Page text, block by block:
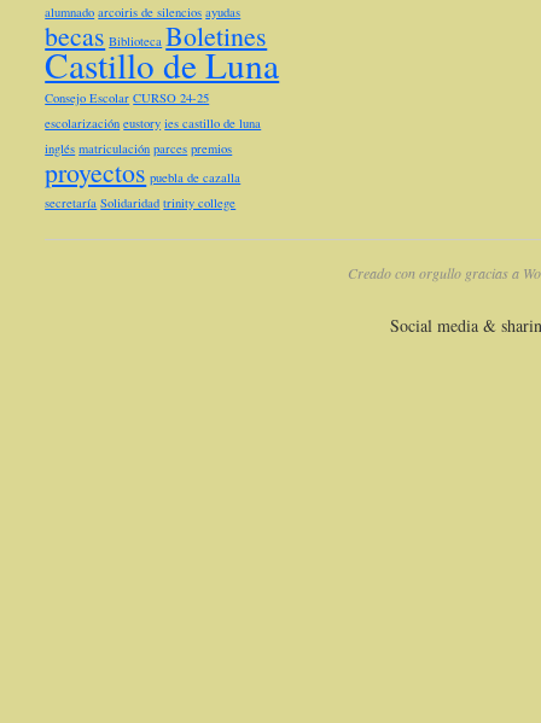
alumnado arcoiris de silencios ayudas
becas Biblioteca Boletines
Castillo de Luna
Consejo Escolar CURSO 24-25
escolarización eustory ies castillo de luna
inglés matriculación parces premios
proyectos puebla de cazalla
secretaría Solidaridad trinity college
Creado con orgullo gracias a
Social media &